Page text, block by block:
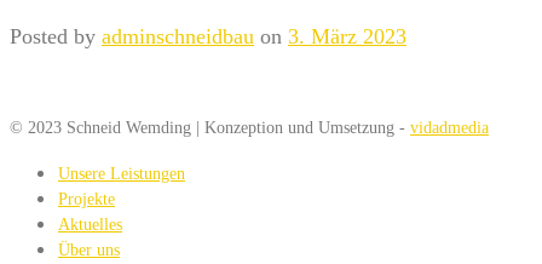
Posted by adminschneidbau on 3. März 2023
© 2023 Schneid Wemding | Konzeption und Umsetzung - vidadmedia
Unsere Leistungen
Projekte
Aktuelles
Über uns